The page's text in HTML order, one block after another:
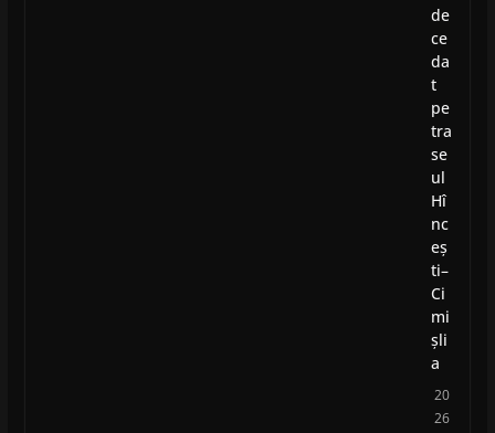
de
ce
da
t
pe
tra
se
ul
Hî
nc
eș
ti–
Ci
mi
șli
a
20
26